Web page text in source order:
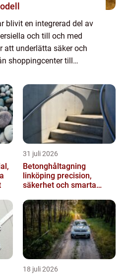
blivit en integrerad del av
och till och med
att underlätta säker och
shoppingcenter till
31 juli 2026
Betonghåltagning
linköping precision,
säkerhet och smarta
18 juli 2026